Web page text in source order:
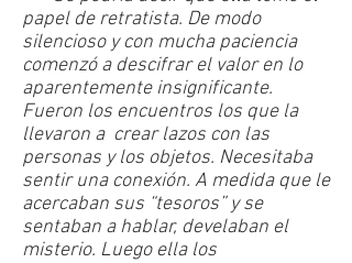
papel de retratista. De modo
silencioso y con mucha paciencia
comenzó a descifrar el valor en lo
aparentemente insignificante.
Fueron los encuentros los que la
llevaron a crear lazos con las
personas y los objetos. Necesitaba
sentir una conexión. A medida que le
acercaban sus “tesoros” y se
sentaban a hablar, develaban el
misterio. Luego ella los